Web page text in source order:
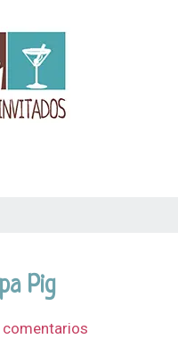
Pig
comentarios